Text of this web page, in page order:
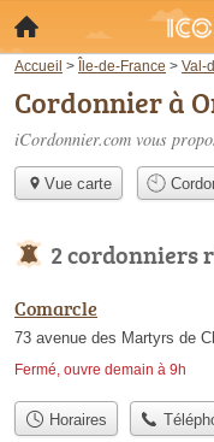
Accueil > Île-de-France > Val-
Cordonnier à
iCordonnier.com vous
Vue carte
2 cordonniers
Comarcle
73 avenue des Martyrs de
Fermé, ouvre demain à 9h
Horaires